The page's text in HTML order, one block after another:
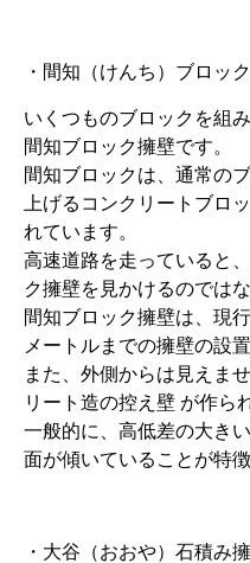
・間知（けんち）ブロッ
いくつものブロックを組
間知ブロック擁壁です。
間知ブロックは、通常の
上げるコンクリートブロ
れています。
高速道路を走っていると
ク擁壁を見かけるのでは
間知ブロック擁壁は、現
メートルまでの擁壁の設
また、外側からは見えま
リート造の控え壁 が作ら
一般的に、高低差の大き
面が傾いていることが特徴
・大谷（おおや）石積み